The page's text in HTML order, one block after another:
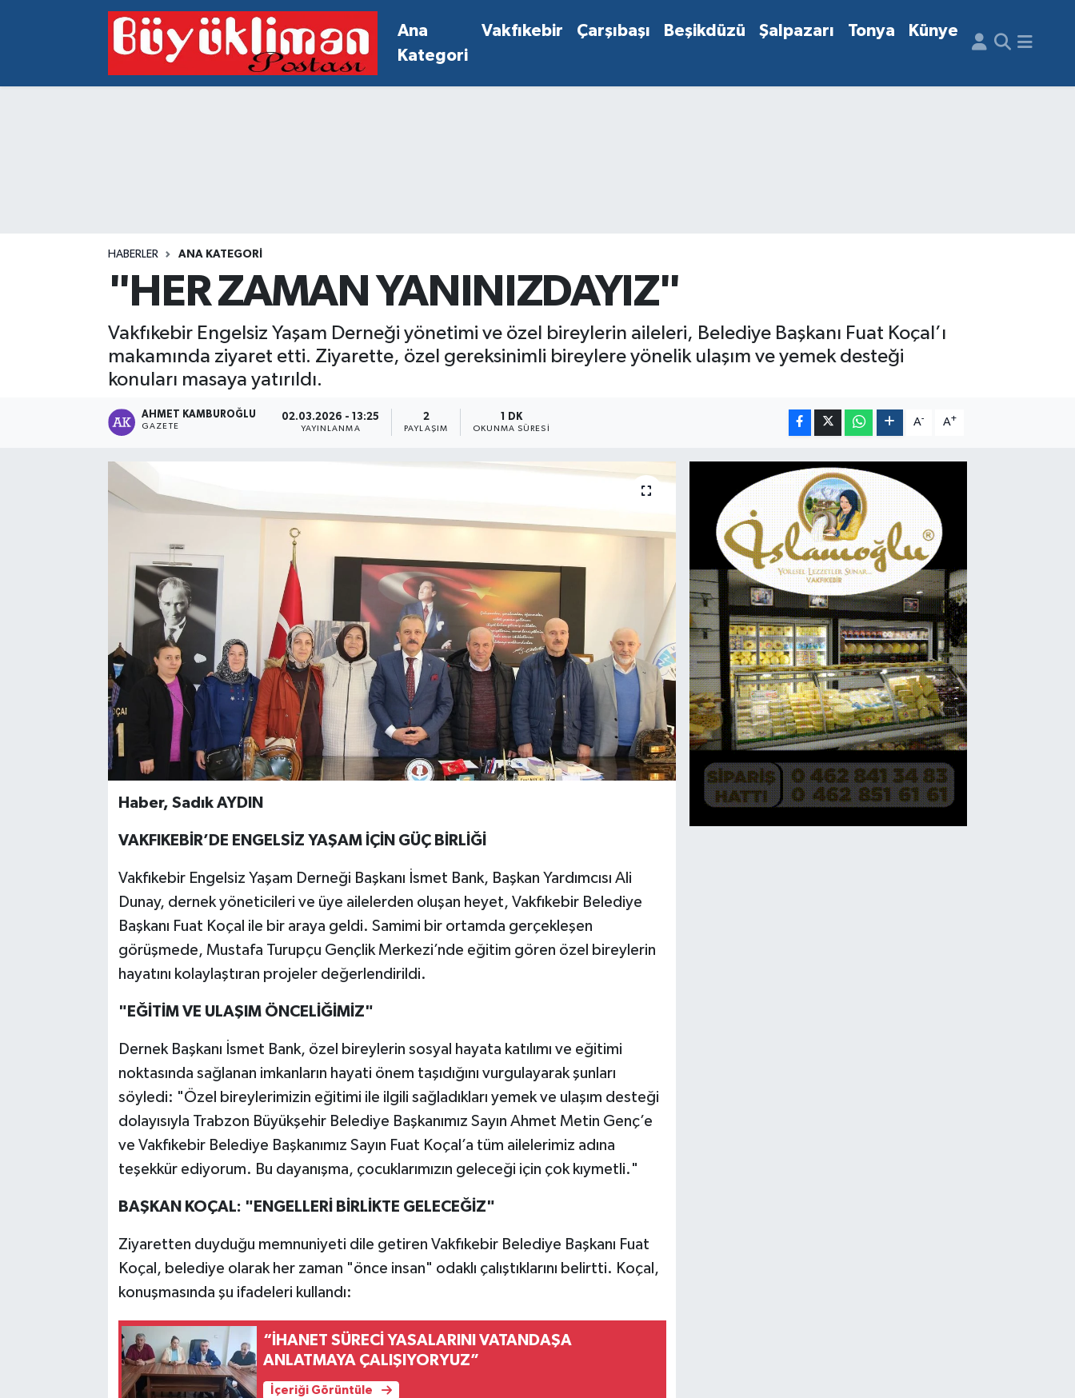
Ana
Kategori
Vakfıkebir Çarşıbaşı Beşikdüzü Şalpazarı Tonya Künye
HABERLER ANA KATEGORI
"HER ZAMAN YANINIZDAYIZ"
Vakfıkebir Engelsiz Yaşam Derneği yönetimi ve özel bireylerin aileleri, Belediye Başkanı Fuat Koçal’ı
makamında ziyaret etti. Ziyarette, özel gereksinimli bireylere yönelik ulaşım ve yemek desteği
konuları masaya yatırıldı.
AHMET KAMBUROĞLU
GAZETE
02.03.2026 - 13:25
YAYINLANMA
2
PAYLAŞIM
1 DK
OKUNMA SÜRESI
A- A+
Haber, Sadık AYDIN
VAKFIKEBİR’DE ENGELSİZ YAŞAM İÇİN GÜÇ BİRLİĞİ
Vakfıkebir Engelsiz Yaşam Derneği Başkanı İsmet Bank, Başkan Yardımcısı Ali
Dunay, dernek yöneticileri ve üye ailelerden oluşan heyet, Vakfıkebir Belediye
Başkanı Fuat Koçal ile bir araya geldi. Samimi bir ortamda gerçekleşen
görüşmede, Mustafa Turupçu Gençlik Merkezi’nde eğitim gören özel bireylerin
hayatını kolaylaştıran projeler değerlendirildi.
"EĞİTİM VE ULAŞIM ÖNCELİĞİMİZ"
Dernek Başkanı İsmet Bank, özel bireylerin sosyal hayata katılımı ve eğitimi
noktasında sağlanan imkanların hayati önem taşıdığını vurgulayarak şunları
söyledi: "Özel bireylerimizin eğitimi ile ilgili sağladıkları yemek ve ulaşım desteği
dolayısıyla Trabzon Büyükşehir Belediye Başkanımız Sayın Ahmet Metin Genç’e
ve Vakfıkebir Belediye Başkanımız Sayın Fuat Koçal’a tüm ailelerimiz adına
teşekkür ediyorum. Bu dayanışma, çocuklarımızın geleceği için çok kıymetli."
BAŞKAN KOÇAL: "ENGELLERİ BİRLİKTE GELECEĞİZ"
Ziyaretten duyduğu memnuniyeti dile getiren Vakfıkebir Belediye Başkanı Fuat
Koçal, belediye olarak her zaman "önce insan" odaklı çalıştıklarını belirtti. Koçal,
konuşmasında şu ifadeleri kullandı:
“İHANET SÜRECİ YASALARINI VATANDAŞA
ANLATMAYA ÇALIŞIYORYUZ”
İçeriği Görüntüle
Vakfıkebir Hava Durumu